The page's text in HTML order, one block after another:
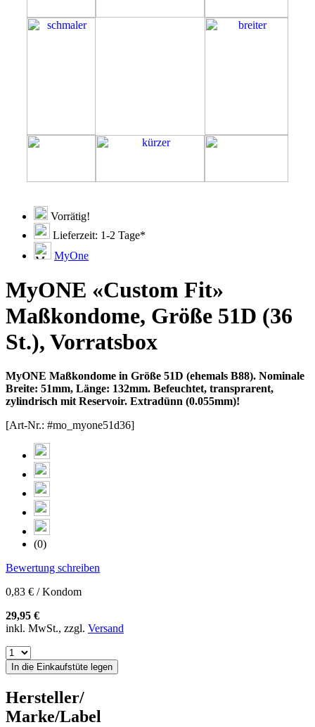
Vorrätig!
Lieferzeit: 1-2 Tage*
MyOne
MyONE «Custom Fit»
Maßkondome, Größe 51D (36
St.), Vorratsbox
MyONE Maßkondome in Größe 51D (ehemals B88). Nominale
Breite: 51mm, Länge: 132mm. Befeuchtet, transprarent,
zylindrisch mit Reservoir. Extradünn (0.055mm)!
[Art-Nr.: #mo_myone51d36]
(0)
Bewertung schreiben
0,83 € / Kondom
29,95 €
inkl. MwSt., zzgl. Versand
In die Einkaufstüte legen
Hersteller/
Marke/Label